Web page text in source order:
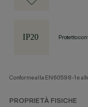
Protetto
Conforme alla EN60598-1 e
PROPRIETÀ FISICHE